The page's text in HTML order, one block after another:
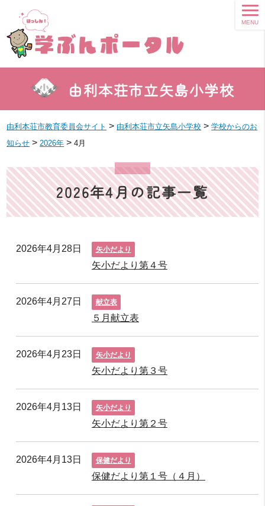
由利本荘市立矢島小学校
MENU
由利本荘市教育委員会サイト > 由利本荘市立矢島小学校 >学校からのお
知らせ > 2026年 >4月
2026年4月の記事一覧
2026年4月28日 矢小だより
矢小だより第４号
2026年4月27日 献立表
５月献立表
2026年4月23日 矢小だより
矢小だより第３号
2026年4月13日 矢小だより
矢小だより第２号
2026年4月13日 保健だより
保健だより第１号（４月）